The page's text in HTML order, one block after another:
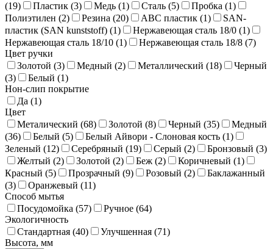
(19) Пластик (3) Медь (1) Сталь (5) Пробка (1)
Полиэтилен (2) Резина (20) ABC пластик (1)
SAN-
пластик (SAN kunststoff) (1) Нержавеющая сталь 18/0 (1)
Нержавеющая сталь 18/10 (1) Нержавеющая сталь 18/8 (7)
Цвет ручки
Золотой (3) Медный (2) Металлический (18)
Черный
(3) Белый (1)
Нон-слип покрытие
Да (1)
Цвет
Металический (68) Золотой (8) Черный (35)
Медный
(36) Белый (5) Белый Айвори - Слоновая кость (1)
Зеленый (12) Серебряный (19) Серый (2) Бронзовый (3)
Желтый (2) Золотой (2) Беж (2) Коричневый (1)
Красный (5) Прозрачный (9) Розовый (2)
Баклажанный
(3) Оранжевый (11)
Способ мытья
Посудомойка (57) Ручное (64)
Экологичность
Стандартная (40) Улучшенная (71)
Высота, мм